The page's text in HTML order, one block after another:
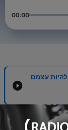
00:00
עצמם
בן גביר: